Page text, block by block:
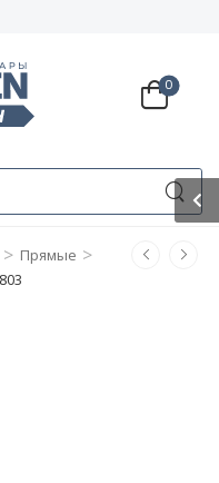
0
> Прямые >